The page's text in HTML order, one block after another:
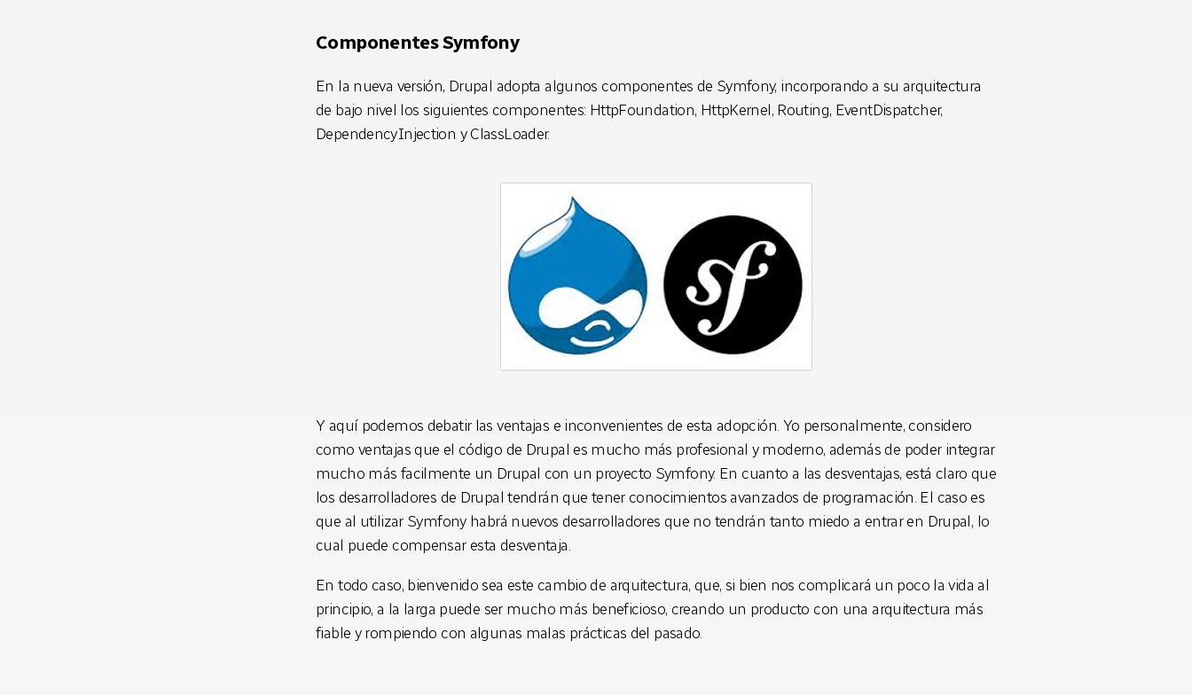
Componentes Symfony
En la nueva versión, Drupal adopta algunos componentes de Symfony, incorporando a su arquitectura
de bajo nivel los siguientes componentes: HttpFoundation, HttpKernel, Routing, EventDispatcher,
DependencyInjection y ClassLoader.
Y aquí podemos debatir las ventajas e inconvenientes de esta adopción. Yo personalmente, considero
como ventajas que el código de Drupal es mucho más profesional y moderno, además de poder integrar
mucho más facilmente un Drupal con un proyecto Symfony. En cuanto a las desventajas, está claro que
los desarrolladores de Drupal tendrán que tener conocimientos avanzados de programación. El caso es
que al utilizar Symfony habrá nuevos desarrolladores que no tendrán tanto miedo a entrar en Drupal, lo
cual puede compensar esta desventaja.
En todo caso, bienvenido sea este cambio de arquitectura, que, si bien nos complicará un poco la vida al
principio, a la larga puede ser mucho más beneficioso, creando un producto con una arquitectura más
fiable y rompiendo con algunas malas prácticas del pasado.